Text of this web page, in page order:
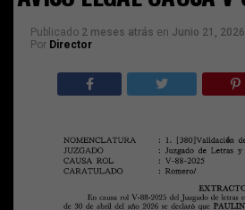
Publicado 2 meses atrás en Junio 21, 2026
Por Director